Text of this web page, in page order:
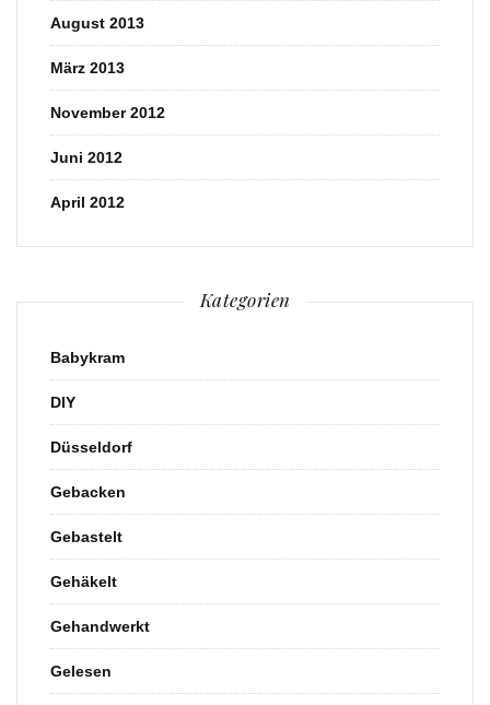
August 2013
März 2013
November 2012
Juni 2012
April 2012
Kategorien
Babykram
DIY
Düsseldorf
Gebacken
Gebastelt
Gehäkelt
Gehandwerkt
Gelesen